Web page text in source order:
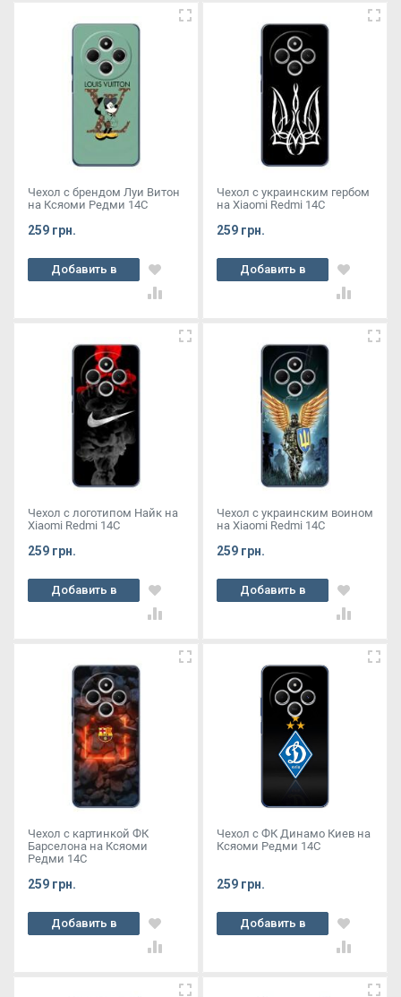
Чехол с брендом Луи Витон
на Ксяоми Редми 14С
259 грн.
Добавить в
корзину
Чехол с украинским гербом
на Xiaomi Redmi 14C
259 грн.
Добавить в
корзину
Чехол с логотипом Найк на
Xiaomi Redmi 14C
259 грн.
Добавить в
корзину
Чехол с украинским воином
на Xiaomi Redmi 14C
259 грн.
Добавить в
корзину
Чехол с картинкой ФК
Барселона на Ксяоми
Редми 14С
259 грн.
Добавить в
корзину
Чехол с ФК Динамо Киев на
Ксяоми Редми 14С
259 грн.
Добавить в
корзину